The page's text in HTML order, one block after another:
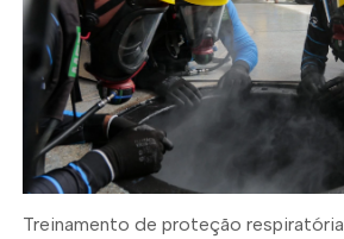
Treinamento de proteção respiratória